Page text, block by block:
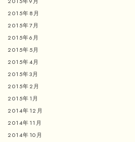
2015年8月
2015年7月
2015年6月
2015年5月
2015年4月
2015年3月
2015年2月
2015年1月
2014年12月
2014年11月
2014年10月